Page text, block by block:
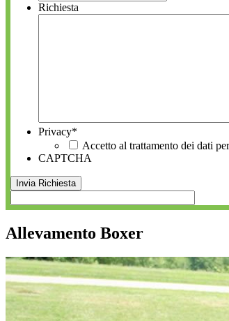
Richiesta
Privacy*
Accetto al trattamento dei dati
CAPTCHA
Allevamento Boxer